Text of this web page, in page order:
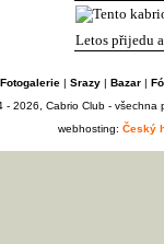
Letos přijedu
Fotogalerie| Srazy| Bazar|
- 2026, Cabrio Club - všechna
webhosting: Český